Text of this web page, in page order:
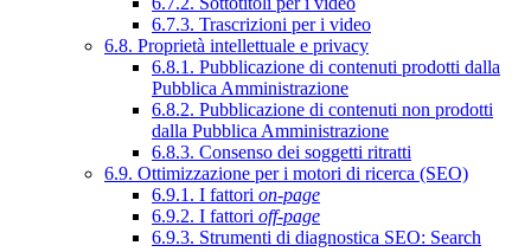
6.7.3. Trascrizioni per i video
6.8. Proprietà intellettuale e privacy
6.8.1. Pubblicazione di contenuti prodotti dalla
Pubblica Amministrazione
6.8.2. Pubblicazione di contenuti non prodotti
dalla Pubblica Amministrazione
6.8.3. Consenso dei soggetti ritratti
6.9. Ottimizzazione per i motori di ricerca (SEO)
6.9.1. I fattori on-page
6.9.2. I fattori off-page
6.9.3. Strumenti di diagnostica SEO: Search